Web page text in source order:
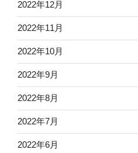
2022年12月
2022年11月
2022年10月
2022年9月
2022年8月
2022年7月
2022年6月